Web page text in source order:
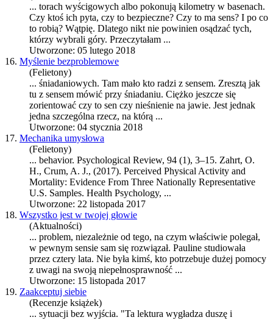
... torach wyścigowych albo pokonują kilometry w basenach.
Czy ktoś ich pyta, czy to bezpieczne? Czy to ma sens? I po co
to robią? Wątpię. Dlatego nikt nie powinien osądzać tych,
którzy wybrali góry. Przeczytałam ...
Utworzone: 05 lutego 2018
16. Myślenie bezproblemowe
(Felietony)
... śniadaniowych. Tam mało kto radzi z sensem. Zresztą jak
tu z sensem mówić przy śniadaniu. Ciężko jeszcze się
zorientować czy to sen czy nieśnienie na jawie. Jest jednak
jedna szczególna rzecz, na którą ...
Utworzone: 04 stycznia 2018
17. Mechanika umysłowa
(Felietony)
... behavior. Psychological Review, 94 (1), 3–15. Zahrt, O.
H., Crum, A. J., (2017). Perceived Physical Activity and
Mortality: Evidence From Three Nationally Representative
U.S. Samples. Health Psychology, ...
Utworzone: 22 listopada 2017
18. Wszystko jest w twojej głowie
(Aktualności)
... problem, niezależnie od tego, na czym właściwie polegał,
w pewnym sensie sam się rozwiązał. Pauline studiowała
przez cztery lata. Nie była kimś, kto potrzebuje dużej pomocy
z uwagi na swoją niepełnosprawność ...
Utworzone: 15 listopada 2017
19. Zaakceptuj siebie
(Recenzje książek)
... sytuacji bez wyjścia. "Ta lektura wygładza duszę i